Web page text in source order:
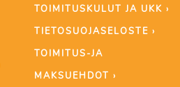
TOIMITUSKULUT JA UKK ›
TIETOSUOJASELOSTE ›
TOIMITUS-JA
MAKSUEHDOT ›